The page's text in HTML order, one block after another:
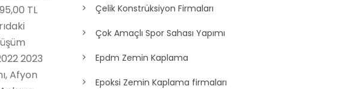
Çelik Konstrüksiyon Firmaları
Çok Amaçlı Spor Sahası Yapımı
Epdm Zemin Kaplama
Epoksi Zemin Kaplama firmaları